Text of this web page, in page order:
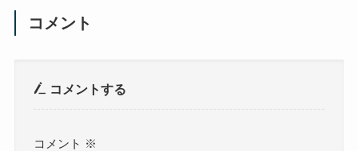
コメント
コメントする
コメント ※